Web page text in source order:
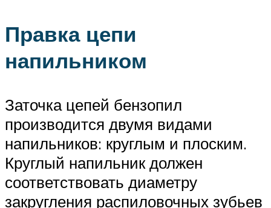
Правка цепи
напильником
Заточка цепей бензопил
производится двумя видами
напильников: круглым и плоским.
Круглый напильник должен
соответствовать диаметру
закругления распиловочных зубьев